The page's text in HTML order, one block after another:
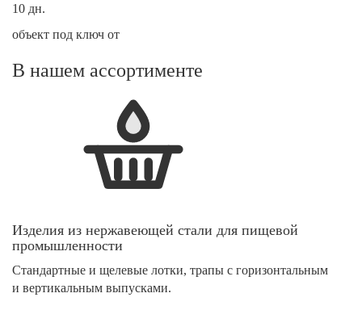
10 дн.
объект под ключ от
В нашем ассортименте
Изделия из нержавеющей стали для пищевой
промышленности
Стандартные и щелевые лотки, трапы с горизонтальным
и вертикальным выпусками.